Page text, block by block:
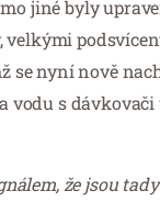
jiné byly
se nyní nově
vodu s
že jsou